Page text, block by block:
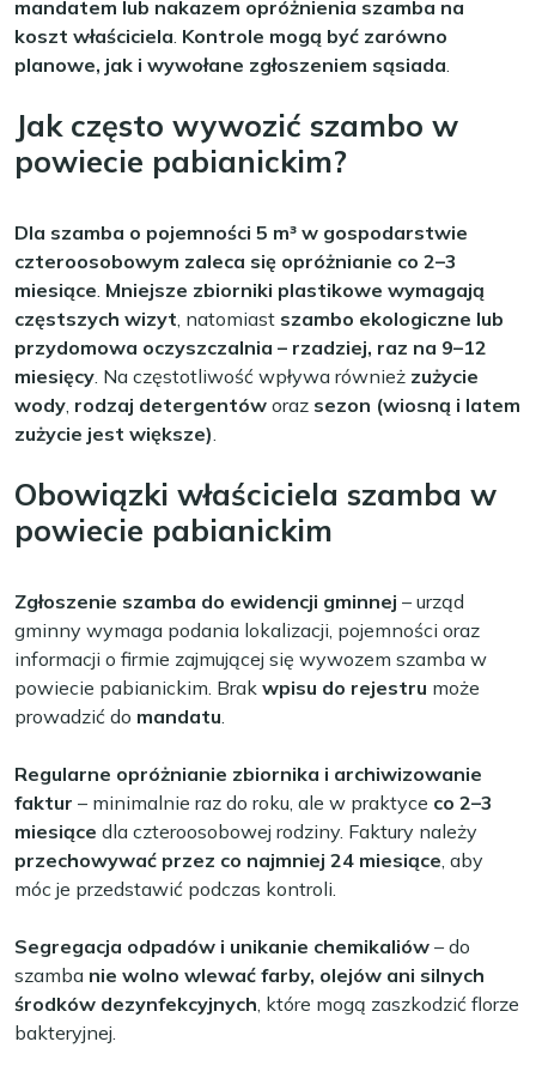
mandatem lub nakazem opróżnienia szamba na
koszt właściciela. Kontrole mogą być zarówno
planowe, jak i wywołane zgłoszeniem sąsiada.
Jak często wywozić szambo w
powiecie pabianickim?
Dla szamba o pojemności 5 m³ w gospodarstwie
czteroosobowym zaleca się opróżnianie co 2–3
miesiące. Mniejsze zbiorniki plastikowe wymagają
częstszych wizyt, natomiast szambo ekologiczne lub
przydomowa oczyszczalnia – rzadziej, raz na 9–12
miesięcy. Na częstotliwość wpływa również zużycie
wody, rodzaj detergentów oraz sezon (wiosną i latem
zużycie jest większe).
Obowiązki właściciela szamba w
powiecie pabianickim
Zgłoszenie szamba do ewidencji gminnej – urząd
gminny wymaga podania lokalizacji, pojemności oraz
informacji o firmie zajmującej się wywozem szamba w
powiecie pabianickim. Brak wpisu do rejestru może
prowadzić do mandatu.
Regularne opróżnianie zbiornika i archiwizowanie
faktur – minimalnie raz do roku, ale w praktyce co 2–3
miesiące dla czteroosobowej rodziny. Faktury należy
przechowywać przez co najmniej 24 miesiące, aby
móc je przedstawić podczas kontroli.
Segregacja odpadów i unikanie chemikaliów – do
szamba nie wolno wlewać farby, olejów ani silnych
środków dezynfekcyjnych, które mogą zaszkodzić florze
bakteryjnej.